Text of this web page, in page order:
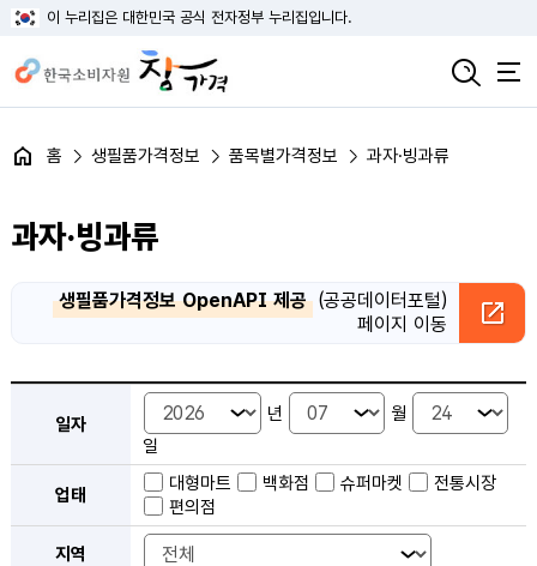
이 누리집은 대한민국 공식 전자정부 누리집입니다.
홈 생필품가격정보 품목별가격정보 과자·빙과류
과자·빙과류
생필품가격정보 OpenAPI 제공 (공공데이터포털)
페이지 이동
일자 년
월
일
업태
대형마트 백화점 슈퍼마켓
전통시장
편의점
지역